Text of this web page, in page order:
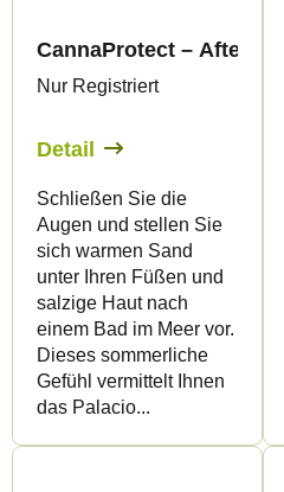
CannaProtect – After-
Nur Registriert
Detail
Schließen Sie die
Augen und stellen Sie
sich warmen Sand
unter Ihren Füßen und
salzige Haut nach
einem Bad im Meer vor.
Dieses sommerliche
Gefühl vermittelt Ihnen
das Palacio...